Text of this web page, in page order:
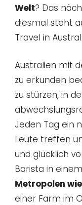
Welt? Das
diesmal steht
Travel in
Australien mit
zu erkunden
zu stürzen, in
Jeden Tag ein
Leute treffen
und glücklich
Barista in
Metropolen
einer Farm im